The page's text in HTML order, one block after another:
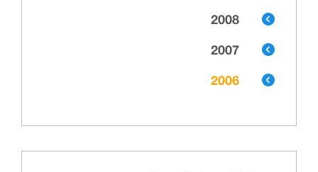
2008
2007
2006